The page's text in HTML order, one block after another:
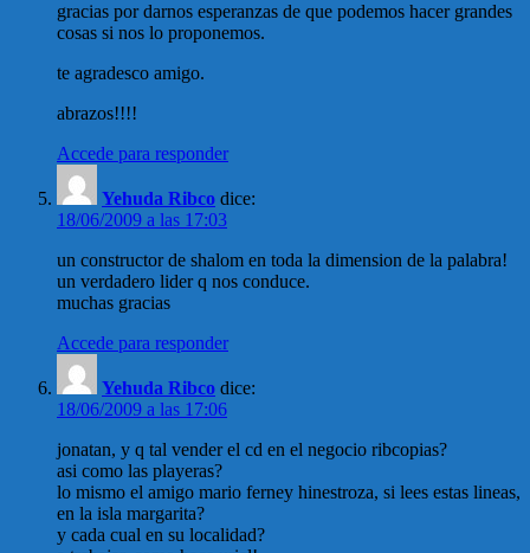
gracias por darnos esperanzas de que podemos hacer grandes
cosas si nos lo proponemos.
te agradesco amigo.
abrazos!!!!
Accede para responder
Yehuda Ribco dice:
18/06/2009 a las 17:03
un constructor de shalom en toda la dimension de la palabra!
un verdadero lider q nos conduce.
muchas gracias
Accede para responder
Yehuda Ribco dice:
18/06/2009 a las 17:06
jonatan, y q tal vender el cd en el negocio ribcopias?
asi como las playeras?
lo mismo el amigo mario ferney hinestroza, si lees estas lineas,
en la isla margarita?
y cada cual en su localidad?